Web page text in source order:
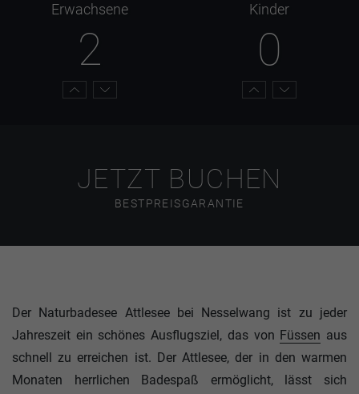
Erwachsene
2
Kinder
0
JETZT BUCHEN
BESTPREISGARANTIE
Der Naturbadesee Attlesee bei Nesselwang ist zu jeder
Jahreszeit ein schönes Ausflugsziel, das von Füssen aus
schnell zu erreichen ist. Der Attlesee, der in den warmen
Monaten herrlichen Badespaß ermöglicht, lässt sich